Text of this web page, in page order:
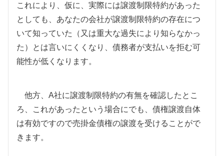
これにより、仮に、実際には譲渡制限特約があった
としても、あなたの会社が譲渡制限特約の存在につ
いて知っていた（又は重大な過失により知らなかっ
た）とは言いにくくなり、債務者が支払いを拒む可
能性が低くなります。
他方、 A社に譲渡制限特約の有無を確認したとこ
ろ、これがあったという場合にでも、債権譲渡自体
は有効ですので売掛金債権の譲渡を受けることがで
きます。